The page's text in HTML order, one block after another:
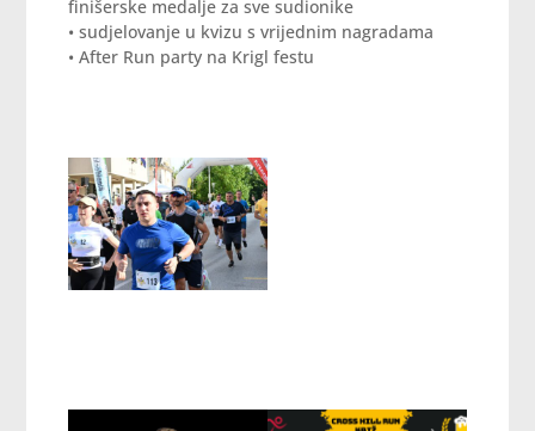
finišerske medalje za sve sudionike
• sudjelovanje u kvizu s vrijednim nagradama
• After Run party na Krigl festu